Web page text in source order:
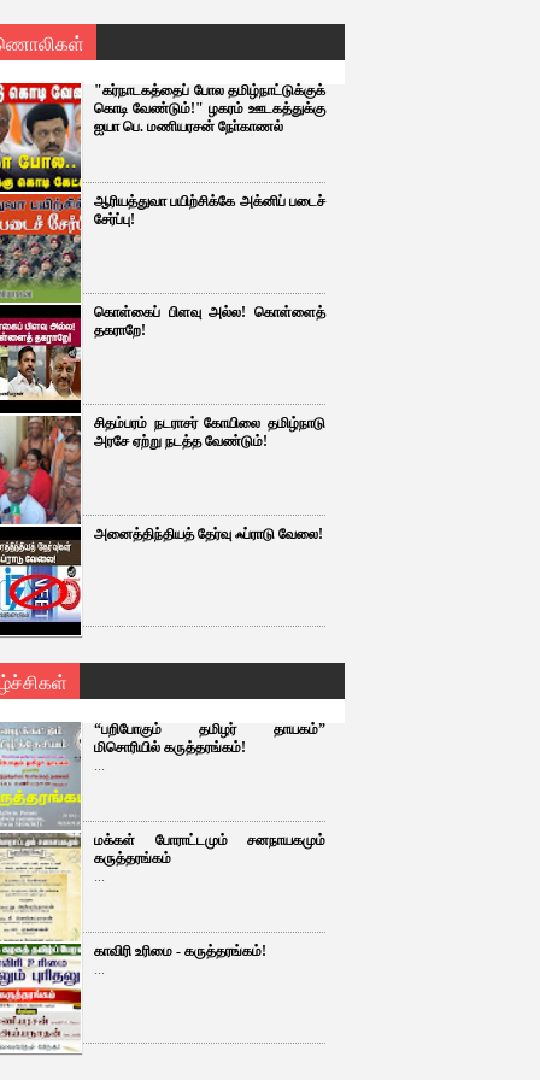
"கர்நாடகத்தைப் போல தமிழ்நாட்டுக்குக்
கொடி வேண்டும்!" ழகரம் ஊடகத்துக்கு
ஐயா பெ. மணியரசன் நோ்காணல்
ஆரியத்துவா பயிற்சிக்கே அக்னிப் படைச்
சேர்ப்பு!
கொள்கைப் பிளவு அல்ல! கொள்ளைத்
தகராறே!
சிதம்பரம் நடராசர் கோயிலை தமிழ்நாடு
அரசே ஏற்று நடத்த வேண்டும்!
அனைத்திந்தியத் தேர்வு ஃப்ராடு வேலை!
“பறிபோகும் தமிழர் தாயகம்”
மிசொரியில் கருத்தரங்கம்!
...
மக்கள் போராட்டமும் சனநாயகமும்
கருத்தரங்கம்
...
காவிரி உரிமை - கருத்தரங்கம்!
...